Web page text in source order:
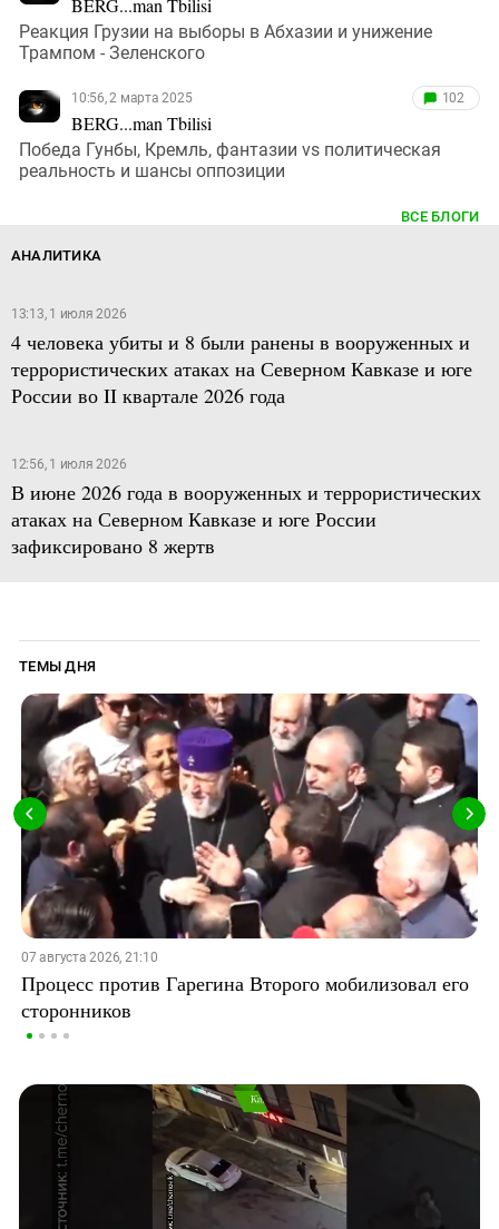
BERG...man Tbilisi
Реакция Грузии на выборы в Абхазии и унижение
Трампом - Зеленского
10:56, 2 марта 2025
BERG...man Tbilisi
102
Победа Гунбы, Кремль, фантазии vs политическая
реальность и шансы оппозиции
ВСЕ БЛОГИ
АНАЛИТИКА
13:13, 1 июля 2026
4 человека убиты и 8 были ранены в вооруженных и
террористических атаках на Северном Кавказе и юге
России во II квартале 2026 года
12:56, 1 июля 2026
В июне 2026 года в вооруженных и террористических
атаках на Северном Кавказе и юге России
зафиксировано 8 жертв
ТЕМЫ ДНЯ
07 августа 2026, 21:10
Процесс против Гарегина Второго мобилизовал его
сторонников